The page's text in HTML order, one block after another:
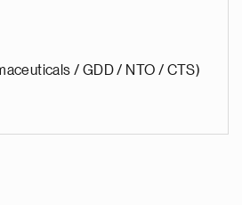
/ GDD / NTO / CTS)